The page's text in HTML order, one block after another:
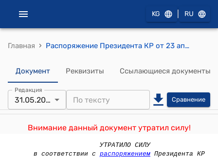
KG RU
Главная › Распоряжение Президента КР от 23 апреля 1999 года РП №176 (Об образовании Государственной телерадиокомпании "Ош - 3000" на базе Ошской областной телерадиокомпании)
Документ Реквизиты Ссылающиеся документы
Редакция
31.05.2022 Сравнение
Внимание данный документ утратил силу!